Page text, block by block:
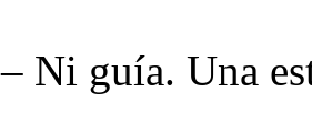
– Ni guía. Una